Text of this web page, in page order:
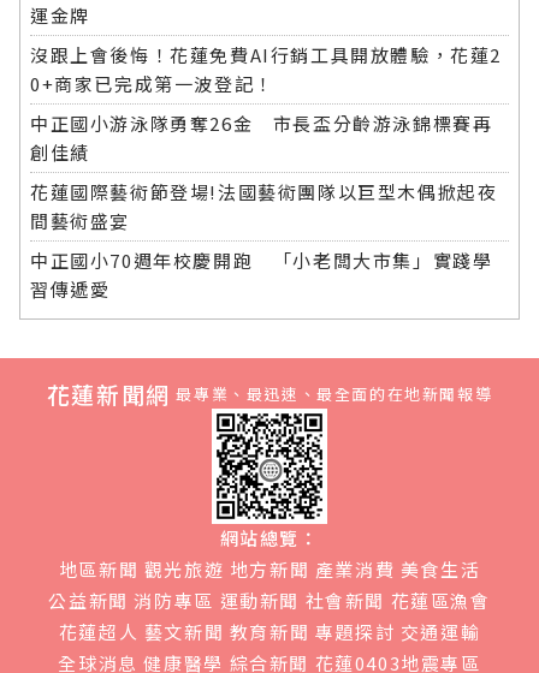
運金牌
沒跟上會後悔！花蓮免費AI行銷工具開放體驗，花蓮2
0+商家已完成第一波登記！
中正國小游泳隊勇奪26金 市長盃分齡游泳錦標賽再
創佳績
花蓮國際藝術節登場!法國藝術團隊以巨型木偶掀起夜
間藝術盛宴
中正國小70週年校慶開跑 「小老闆大市集」實踐學
習傳遞愛
花蓮新聞網 最專業、最迅速、最全面的在地新聞報導
網站總覽：
地區新聞 觀光旅遊 地方新聞 產業消費 美食生活
公益新聞 消防專區 運動新聞 社會新聞 花蓮區漁會
花蓮超人 藝文新聞 教育新聞 專題探討 交通運輸
全球消息 健康醫學 綜合新聞 花蓮0403地震專區